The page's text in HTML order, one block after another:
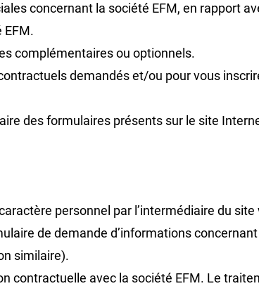
concernant la société EFM, en rapport
EFM.
complémentaires ou optionnels.
demandés et/ou pour vous
des formulaires présents sur le site
personnel par l’intermédiaire du
de demande d’informations
similaire).
contractuelle avec la société EFM. Le